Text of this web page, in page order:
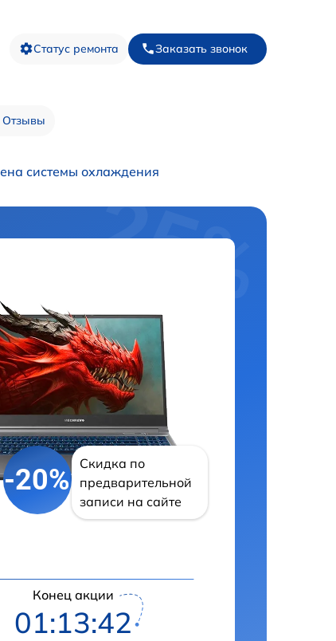
Статус ремонта Заказать звонок
Отзывы
системы охлаждения
-20%
Скидка по
предварительной
записи на сайте
Конец акции
01:13:41